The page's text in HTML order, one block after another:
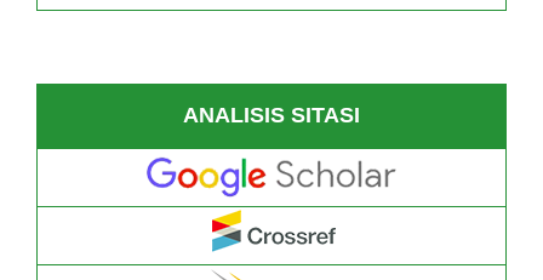
ANALISIS SITASI